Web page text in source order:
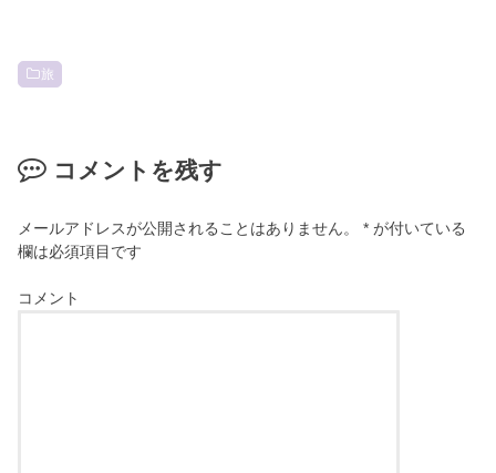
旅
コメントを残す
メールアドレスが公開されることはありません。 * が付いている
欄は必須項目です
コメント